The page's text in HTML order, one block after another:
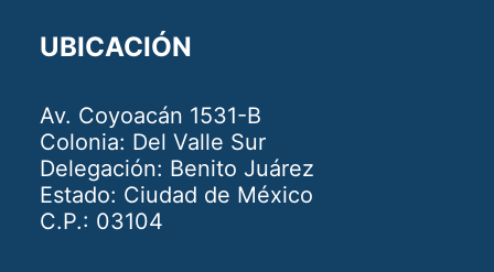
UBICACIÓN
Av. Coyoacán 1531-B
Colonia: Del Valle Sur
Delegación: Benito Juárez
Estado: Ciudad de México
C.P.: 03104